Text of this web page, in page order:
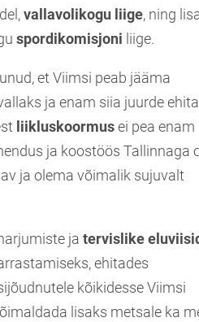
vallavolikogu liige, ning
spordikomisjoni liige.
et Viimsi peab jääma
ja enam siia juurde
liikluskoormusei pea enam
ja koostöös Tallinnaga
ja olema võimalik sujuvalt
ja tervislike
ehitades
kõikidesse Viimsi
lisaks metsale ka